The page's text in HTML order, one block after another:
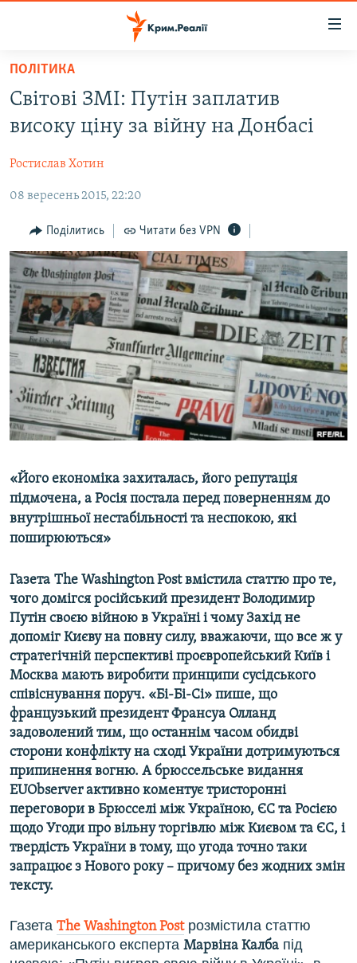
Перейти
основного
матеріалу
до
навігації
Перейти
пошуку
ВІДЕО ТА ФОТО
ПОЛІТИКА
БЛОГИ
ПОГЛЯД
ІНТЕРВ'Ю
ВСЕ ЗА ДЕНЬ
СПЕЦПРОЕКТИ
ДЕПОРТАЦІЯ
ВІДЕОУРОКИ «ELIFBE»
СВІДЧЕННЯ ОКУПАЦІЇ
УКРАЇНСЬКА ПРОБЛЕМА КРИМУ
ЯК ОБІЙТИ БЛОКУВАННЯ
Русский
Qırımtatar
Усі сайти RFE/RL
ПОЛІТИКА
Світові ЗМІ: Путін заплатив
високу ціну за війну на Донбасі
Ростислав Хотин
08 вересень 2015, 22:20
Поділитись Читати без VPN
«Його економіка захиталась, його репутація
підмочена, а Росія постала перед поверненням до
внутрішньої нестабільності та неспокою, які
поширюються»
Газета The Washington Post вмістила статтю про те,
чого домігся російський президент Володимир
Путін своєю війною в Україні і чому Захід не
допоміг Києву на повну силу, вважаючи, що все ж у
стратегічній перспективі проєвропейський Київ і
Москва мають виробити принципи сусідського
співіснування поруч. «Бі-Бі-Сі» пише, що
французький президент Франсуа Олланд
задоволений тим, що останнім часом обидві
сторони конфлікту на сході України дотримуються
припинення вогню. А брюссельське видання
EUObserver активно коментує тристоронні
переговори в Брюсселі між Україною, ЄС та Росією
щодо Угоди про вільну торгівлю між Києвом та ЄС, і
твердість України в тому, що угода точно таки
запрацює з Нового року – причому без жодних змін
тексту.
Газета The Washington Postрозмістила статтю
американського експерта Марвіна Калба під